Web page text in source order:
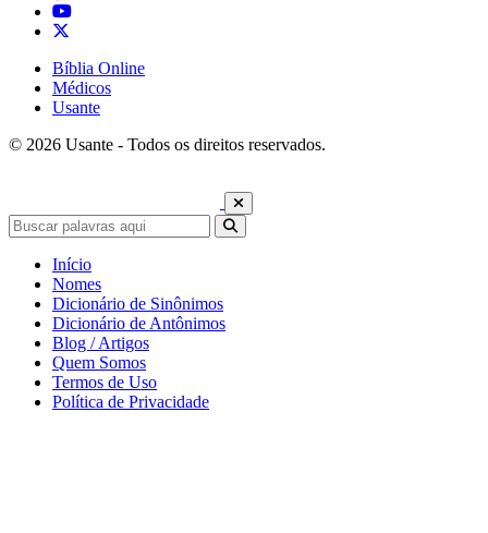
Bíblia Online
Médicos
Usante
© 2026 Usante - Todos os direitos reservados.
Início
Nomes
Dicionário de Sinônimos
Dicionário de Antônimos
Blog / Artigos
Quem Somos
Termos de Uso
Política de Privacidade